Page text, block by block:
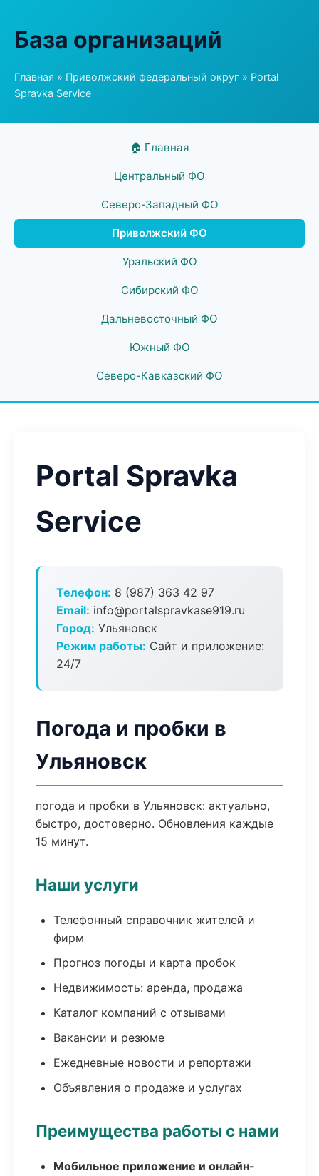
База организаций
Главная » Приволжский федеральный округ » Portal
Spravka Service
🏠 Главная
Центральный ФО
Северо-Западный ФО
Приволжский ФО
Уральский ФО
Сибирский ФО
Дальневосточный ФО
Южный ФО
Северо-Кавказский ФО
Portal Spravka
Service
Телефон: 8 (987) 363 42 97
Email: info@portalspravkase919.ru
Город: Ульяновск
Режим работы: Сайт и приложение:
24/7
Погода и пробки в
Ульяновск
погода и пробки в Ульяновск: актуально,
быстро, достоверно. Обновления каждые
15 минут.
Наши услуги
Телефонный справочник жителей и
фирм
Прогноз погоды и карта пробок
Недвижимость: аренда, продажа
Каталог компаний с отзывами
Вакансии и резюме
Ежедневные новости и репортажи
Объявления о продаже и услугах
Преимущества работы с нами
Мобильное приложение и онлайн-